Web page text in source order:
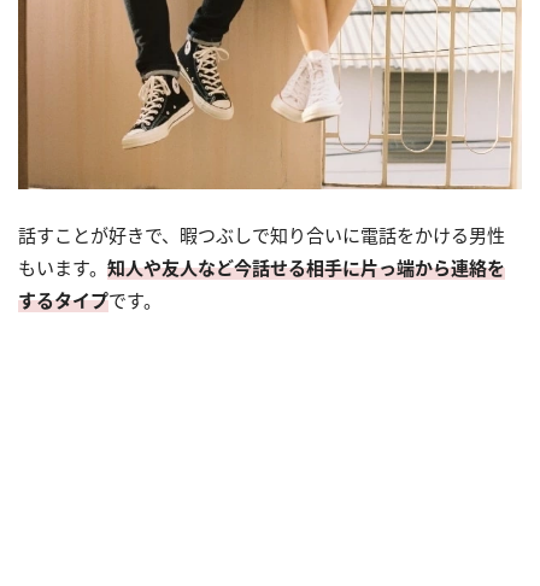
話すことが好きで、暇つぶしで知り合いに電話をかける男性
もいます。 知人や友人など今話せる相手に片っ端から連絡を
するタイプです。